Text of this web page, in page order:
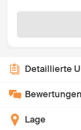
Detaillierte
Bewertungen
Lage